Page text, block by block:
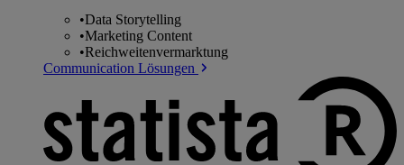
•Data Storytelling
•Marketing Content
•Reichweitenvermarktung
Communication Lösungen